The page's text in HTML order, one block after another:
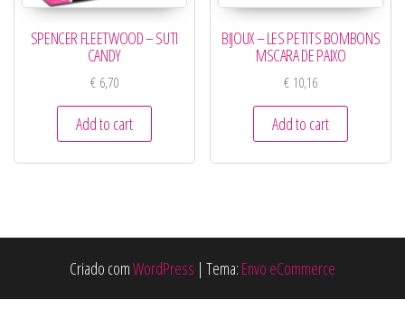
SPENCER FLEETWOOD – SUTI
CANDY
€6,70
Add to cart
BIJOUX – LES PETITS BOMBONS
MSCARA DE PAIXO
€ 10,16
Add to cart
Criado comWordPress | Tema: Envo eCommerce